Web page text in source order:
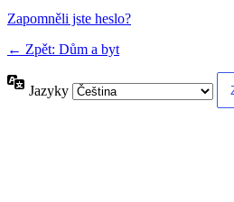
Alternative:
Zapomněli jste heslo?
← Zpět: Dům a byt
Jazyky